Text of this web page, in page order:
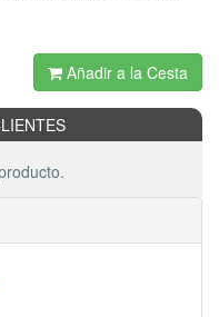
Añadir a la Cesta